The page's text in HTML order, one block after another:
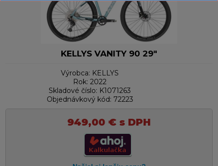
KELLYS VANITY 90 29"
Výrobca: KELLYS
Rok: 2022
Skladové číslo: K1071263
Objednávkový kód: 72223
949,00 € s DPH